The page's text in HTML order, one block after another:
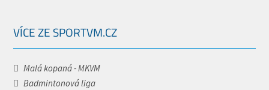
VÍCE ZE SPORTVM.CZ
Malá kopaná - MKVM
Badmintonová liga